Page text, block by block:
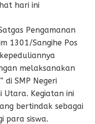
hari ini
Pengamanan
1301/Sangihe Pos
melaksanakan
di SMP Negeri
Utara. Kegiatan ini
bertindak sebagai
para siswa.